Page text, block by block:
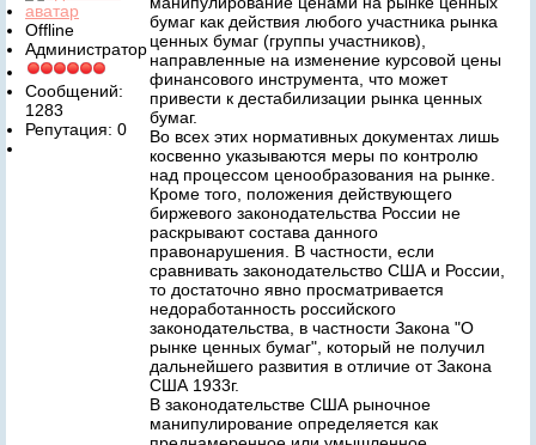
Offline
Администратор
Сообщений:
1283
Репутация: 0
бумаг как действия любого участника рынка
ценных бумаг (группы участников),
направленные на изменение курсовой цены
финансового инструмента, что может
привести к дестабилизации рынка ценных
бумаг.
Во всех этих нормативных документах лишь
косвенно указываются меры по контролю
над процессом ценообразования на рынке.
Кроме того, положения действующего
биржевого законодательства России не
раскрывают состава данного
правонарушения. В частности, если
сравнивать законодательство США и России,
то достаточно явно просматривается
недоработанность российского
законодательства, в частности Закона "О
рынке ценных бумаг", который не получил
дальнейшего развития в отличие от Закона
США 1933г.
В законодательстве США рыночное
манипулирование определяется как